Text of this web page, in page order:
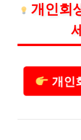
개인회
개인